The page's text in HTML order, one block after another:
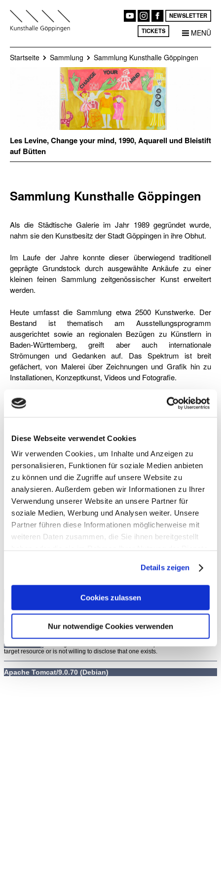
Diese Webseite verwendet Cookies
Wir verwenden Cookies, um Inhalte und Anzeigen zu
personalisieren, Funktionen für soziale Medien anbieten
zu können und die Zugriffe auf unsere Website zu
analysieren. Außerdem geben wir Informationen zu Ihrer
Verwendung unserer Website an unsere Partner für
soziale Medien, Werbung und Analysen weiter. Unsere
Partner führen diese Informationen möglicherweise mit
weiteren Daten zusammen, die Sie ihnen bereitgestellt
Cookies, wenn Sie unsere Webseite weiterhin nutzen.
Details zeigen
Cookies zulassen
Nur notwendige Cookies verwenden
NEWSLETTER
TICKETS MENÜ
Startseite Sammlung Sammlung Kunsthalle Göppingen
Les Levine, Change your mind, 1990, Aquarell und Bleistift
auf Bütten
Sammlung Kunsthalle Göppingen
Als die Städtische Galerie im Jahr 1989 gegründet wurde,
nahm sie den Kunstbesitz der Stadt Göppingen in ihre Obhut.
Im Laufe der Jahre konnte dieser überwiegend traditionell
geprägte Grundstock durch ausgewählte Ankäufe zu einer
kleinen feinen Sammlung zeitgenössischer Kunst erweitert
werden.
Heute umfasst die Sammlung etwa 2500 Kunstwerke. Der
Bestand ist thematisch am Ausstellungsprogramm
ausgerichtet sowie an regionalen Bezügen zu Künstlern in
Baden-Württemberg, greift aber auch internationale
Strömungen und Gedanken auf. Das Spektrum ist breit
gefächert, von Malerei über Zeichnungen und Grafik hin zu
Installationen, Konzeptkunst, Videos und Fotografie.
Nicht zu vergessen sind die Kunstwerke im öffentlichen
Raum, die das Göppinger Stadtbild prägen: der spiralförmig
auch das architektonische Backsteinmonument von Per
Kirkeby auf der Kreuzung der Mörikestraße – beide stehen als
schöne Beispiele für den regionalen wie auch internationalen
Fokus der Kunsthalle.
Der überwiegende Teil des Sammlungsbestandes ist natürlich
weniger „sichtbar“, aber in den Ausstellungen der Kunsthalle
werden den Besuchern immer wieder Kunstwerke der
Sammlung unter wechselnden Aspekten vorgestellt.